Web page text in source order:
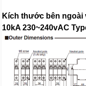
Kích thước bên ngoài
10kA 230~240vAC